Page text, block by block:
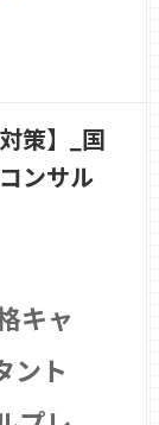
策】_国
ンサル
キャ
ント